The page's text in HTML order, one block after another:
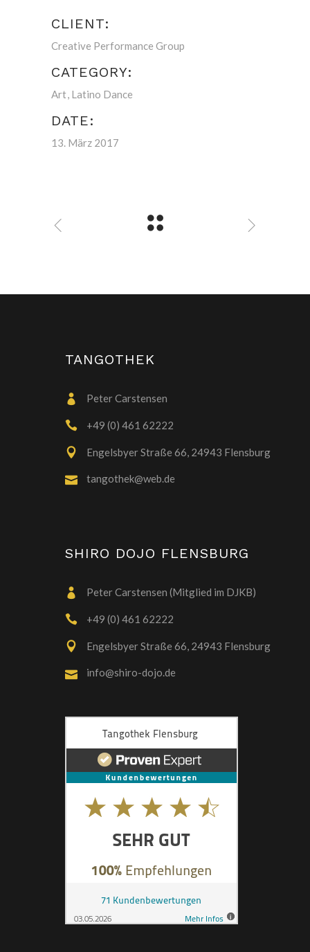
CLIENT:
Creative Performance Group
CATEGORY:
Art Latino Dance
DATE:
13. März 2017
TANGOTHEK
Peter Carstensen
+49 (0) 461 62222
Engelsbyer Straße 66, 24943 Flensburg
tangothek@web.de
SHIRO DOJO FLENSBURG
Peter Carstensen (Mitglied im DJKB)
+49 (0) 461 62222
Engelsbyer Straße 66, 24943 Flensburg
info@shiro-dojo.de